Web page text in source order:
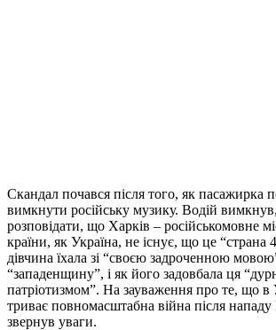
Скандал почався після того, як пасажирка
вимкнути російську музику. Водій
розповідати, що Харків – російськомовне
країни, як Україна, не існує, що це “страна
дівчина їхала зі “своєю задроченною
“западенщину”, і як його задовбала ця
патріотизмом”. На зауваження про те, що в
триває повномасштабна війна після
звернув уваги.